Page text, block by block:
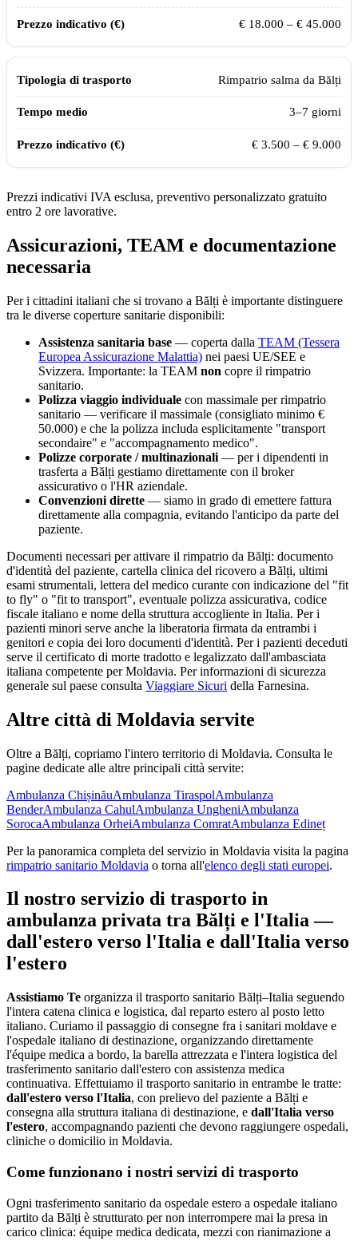
€ 18.000 – € 45.000
Rimpatrio salma da Bălți
3–7 giorni
€ 3.500 – € 9.000
Prezzi indicativi IVA esclusa, preventivo personalizzato gratuito
entro 2 ore lavorative.
Assicurazioni, TEAM e documentazione
necessaria
Per i cittadini italiani che si trovano a Bălți è importante distinguere
tra le diverse coperture sanitarie disponibili:
Assistenza sanitaria base — coperta dalla TEAM (Tessera
Europea Assicurazione Malattia) nei paesi UE/SEE e
Svizzera. Importante: la TEAM non copre il rimpatrio
sanitario.
Polizza viaggio individuale con massimale per rimpatrio
sanitario — verificare il massimale (consigliato minimo €
50.000) e che la polizza includa esplicitamente "transport
secondaire" e "accompagnamento medico".
Polizze corporate / multinazionali — per i dipendenti in
trasferta a Bălți gestiamo direttamente con il broker
assicurativo o l'HR aziendale.
Convenzioni dirette — siamo in grado di emettere fattura
direttamente alla compagnia, evitando l'anticipo da parte del
paziente.
Documenti necessari per attivare il rimpatrio da Bălți: documento
d'identità del paziente, cartella clinica del ricovero a Bălți, ultimi
esami strumentali, lettera del medico curante con indicazione del "fit
to fly" o "fit to transport", eventuale polizza assicurativa, codice
fiscale italiano e nome della struttura accogliente in Italia. Per i
pazienti minori serve anche la liberatoria firmata da entrambi i
genitori e copia dei loro documenti d'identità. Per i pazienti deceduti
serve il certificato di morte tradotto e legalizzato dall'ambasciata
italiana competente perMoldavia. Per informazioni di sicurezza
generale sul paese consulta Viaggiare Sicuri della Farnesina.
Altre città di Moldavia servite
Oltre a Bălți, copriamo l'intero territorio di Moldavia. Consulta le
pagine dedicate alle altre principali città servite:
Ambulanza ChișinăuAmbulanza TiraspolAmbulanza
BenderAmbulanza CahulAmbulanza UngheniAmbulanza
SorocaAmbulanza OrheiAmbulanza ComratAmbulanza Edineț
Per la panoramica completa del servizio in Moldavia visita la pagina
rimpatrio sanitario Moldavia o torna all'elenco degli stati europei.
Il nostro servizio di trasporto in
ambulanza privata tra Bălți e l'Italia —
dall'estero verso l'Italia e dall'Italia verso
l'estero
Assistiamo Te organizza il trasporto sanitario Bălți–Italia seguendo
l'intera catena clinica e logistica, dal reparto estero al posto letto
italiano. Curiamo il passaggio di consegne fra i sanitari moldave e
l'ospedale italiano di destinazione, organizzando direttamente
l'équipe medica a bordo, la barella attrezzata e l'intera logistica del
trasferimento sanitario dall'estero con assistenza medica
continuativa. Effettuiamo il trasporto sanitario in entrambe le tratte:
dall'estero verso l'Italia, con prelievo del paziente a Bălți e
consegna alla struttura italiana di destinazione, e dall'Italia verso
l'estero, accompagnando pazienti che devono raggiungere ospedali,
cliniche o domicilio in Moldavia.
Come funzionano i nostri servizi di trasporto
Ogni trasferimento sanitario da ospedale estero a ospedale italiano
partito da Bălți è strutturato per non interrompere mai la presa in
carico clinica: équipe medica dedicata, mezzi con rianimazione a